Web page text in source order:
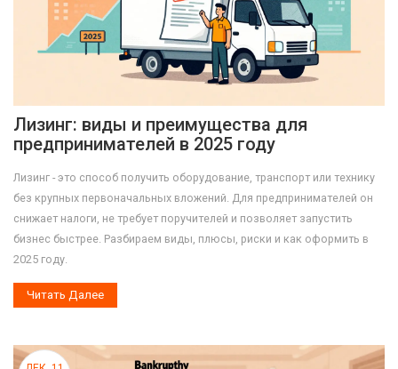
Лизинг: виды и преимущества для
предпринимателей в 2025 году
Лизинг - это способ получить оборудование, транспорт или технику
без крупных первоначальных вложений. Для предпринимателей он
снижает налоги, не требует поручителей и позволяет запустить
бизнес быстрее. Разбираем виды, плюсы, риски и как оформить в
2025 году.
Читать Далее